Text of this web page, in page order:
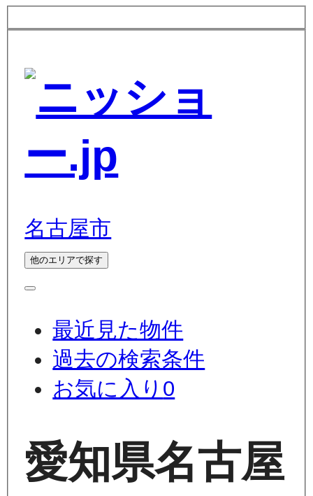
名古屋市
他のエリアで探す
最近見た物件
過去の検索条件
お気に入り 0
愛知県名古屋